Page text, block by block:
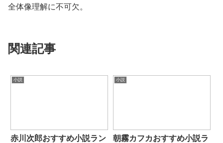
全体像理解に不可欠。
関連記事
小説
赤川次郎おすすめ小説ラン
小説
朝霧カフカおすすめ小説ラ